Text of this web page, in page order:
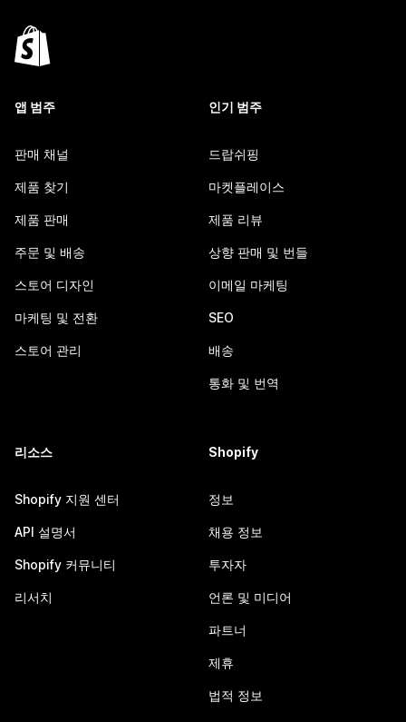
앱 범주
판매 채널
제품 찾기
제품 판매
주문 및 배송
스토어 디자인
마케팅 및 전환
스토어 관리
인기 범주
드랍쉬핑
마켓플레이스
제품 리뷰
상향 판매 및 번들
이메일 마케팅
SEO
배송
통화 및 번역
리소스
Shopify 지원 센터
API 설명서
Shopify 커뮤니티
리서치
Shopify
정보
채용 정보
투자자
언론 및 미디어
파트너
제휴
법적 정보